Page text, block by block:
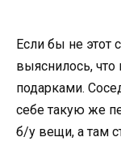
Если бы не этот
выяснилось,
подарками.
себе такую же
б/у вещи, а там